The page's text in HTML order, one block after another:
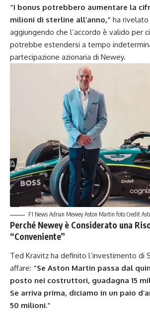
“I bonus potrebbero aumentare la
milioni di sterline all’anno,” ha rivelato
aggiungendo che l’accordo è valido per
potrebbe estendersi a tempo
partecipazione azionaria di Newey.
F1 News Adrian Mewey Aston Martin foto Credit
Perché Newey è Considerato una
“Conveniente”
Ted Kravitz ha definito l’investimento di
affare: “Se Aston Martin passa dal
posto nei costruttori, guadagna 15
Se arriva prima, diciamo in un paio
50 milioni.”